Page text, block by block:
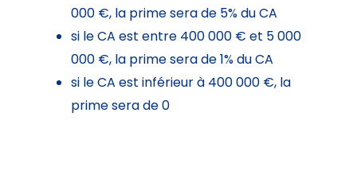
000 €, la prime sera de 5% du CA
si le CA est entre 400 000 € et 5 000
000 €, la prime sera de 1% du CA
si le CA est inférieur à 400 000 €, la
prime sera de 0